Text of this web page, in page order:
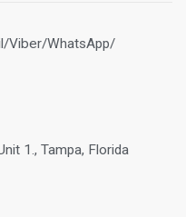
Viber/WhatsApp/
1., Tampa, Florida